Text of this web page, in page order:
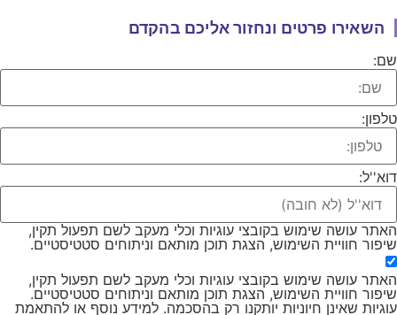
השאירו פרטים ונחזור אליכם בהקדם​
עושה שימוש בקובצי עוגיות וכלי מעקב לשם תפעול תקין,
חוויית השימוש, הצגת תוכן מותאם וניתוחים סטטיסטיים.
עושה שימוש בקובצי עוגיות וכלי מעקב לשם תפעול תקין,
חוויית השימוש, הצגת תוכן מותאם וניתוחים סטטיסטיים.
שאינן חיוניות יותקנו רק בהסכמה. למידע נוסף או להתאמת